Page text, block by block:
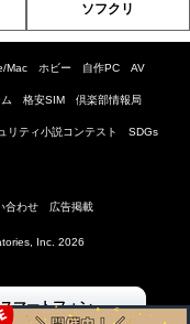
ソフクリ
Mac ホビー 自作PC AV
格安SIM 倶楽部情報局
リティ小説コンテスト SDGs
合わせ 広告掲載
Inc. 2026
スマートフォン